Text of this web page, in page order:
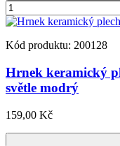
Kód produktu: 200128
Hrnek keramický
světle modrý
159,00 Kč